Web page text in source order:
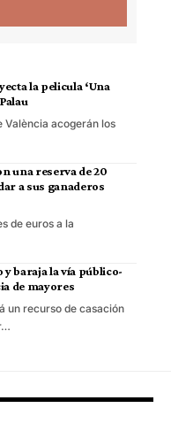
la pelicula ‘Una
València acogerán los
una reserva de 20
a sus ganaderos
de euros a la
baraja la vía público-
de mayores
un recurso de casación